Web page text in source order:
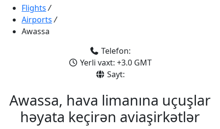
Flights /
Airports /
Awassa
Telefon:
Yerli vaxt: +3.0 GMT
Sayt:
Awassa, hava limanına uçuşlar
həyata keçirən aviaşirkətlər